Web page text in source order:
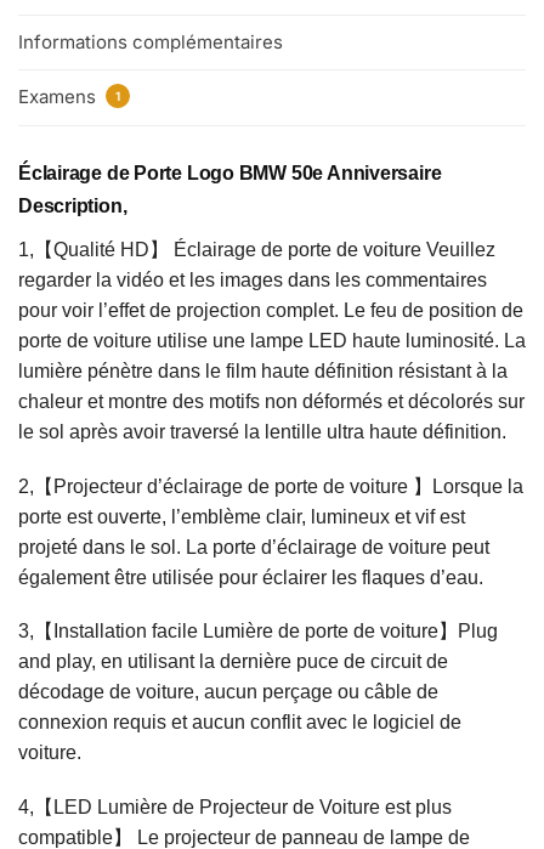
Informations complémentaires
Examens 1
Éclairage de Porte Logo BMW 50e Anniversaire
Description,
1,【Qualité HD】 Éclairage de porte de voiture Veuillez
regarder la vidéo et les images dans les commentaires
pour voir l’effet de projection complet. Le feu de position de
porte de voiture utilise une lampe LED haute luminosité. La
lumière pénètre dans le film haute définition résistant à la
chaleur et montre des motifs non déformés et décolorés sur
le sol après avoir traversé la lentille ultra haute définition.
2,【Projecteur d’éclairage de porte de voiture 】Lorsque la
porte est ouverte, l’emblème clair, lumineux et vif est
projeté dans le sol. La porte d’éclairage de voiture peut
également être utilisée pour éclairer les flaques d’eau.
3,【Installation facile Lumière de porte de voiture】Plug
and play, en utilisant la dernière puce de circuit de
décodage de voiture, aucun perçage ou câble de
connexion requis et aucun conflit avec le logiciel de
voiture.
4,【LED Lumière de Projecteur de Voiture est plus
compatible】 Le projecteur de panneau de lampe de